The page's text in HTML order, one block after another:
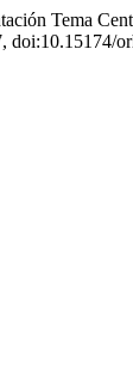
Tema
doi:10.15174/